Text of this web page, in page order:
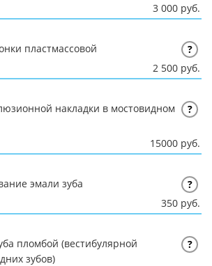
3 000 руб.
пластмассовой
?
2 500 руб.
накладки в мостовидном
?
15000 руб.
эмали зуба
?
350 руб.
пломбой (вестибулярной
зубов)
?